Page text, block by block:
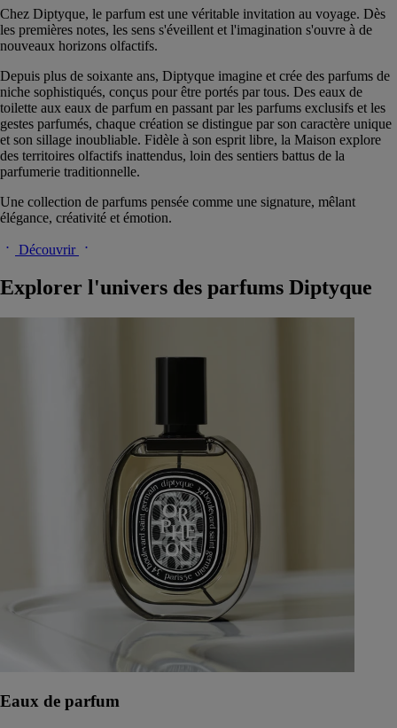
Chez Diptyque, le parfum est une véritable invitation au voyage. Dès
les premières notes, les sens s'éveillent et l'imagination s'ouvre à de
nouveaux horizons olfactifs.
Depuis plus de soixante ans, Diptyque imagine et crée des parfums de
niche sophistiqués, conçus pour être portés par tous. Des eaux de
toilette aux eaux de parfum en passant par les parfums exclusifs et les
gestes parfumés, chaque création se distingue par son caractère unique
et son sillage inoubliable. Fidèle à son esprit libre, la Maison explore
des territoires olfactifs inattendus, loin des sentiers battus de la
parfumerie traditionnelle.
Une collection de parfums pensée comme une signature, mêlant
élégance, créativité et émotion.
Découvrir
Explorer l'univers des parfums Diptyque
Eaux de parfum